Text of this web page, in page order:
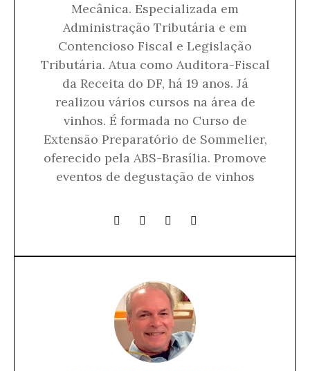
Mecânica. Especializada em
Administração Tributária e em
Contencioso Fiscal e Legislação
Tributária. Atua como Auditora-Fiscal
da Receita do DF, há 19 anos. Já
realizou vários cursos na área de
vinhos. É formada no Curso de
Extensão Preparatório de Sommelier,
oferecido pela ABS-Brasília. Promove
eventos de degustação de vinhos